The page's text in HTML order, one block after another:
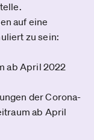
auf eine
zu sein:
ab April 2022
der Corona-
ab April